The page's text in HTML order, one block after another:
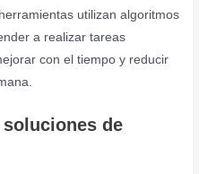
utilizan algoritmos
a realizar tareas
con el tiempo y reducir
de